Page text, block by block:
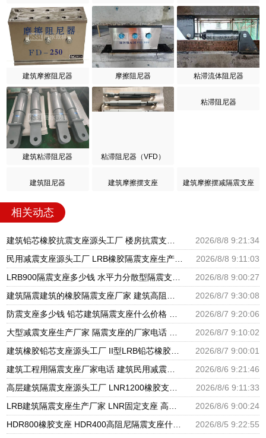
建筑摩擦阻尼器 摩擦阻尼器 粘滞流体阻尼器
建筑粘滞阻尼器 粘滞阻尼器（VFD）
粘滞阻尼器
建筑阻尼器 建筑摩擦摆支座 建筑摩擦摆减隔震支座
相关动态
建筑铅芯橡胶抗震支座源头工厂 楼房抗震支座厂家电话 建筑隔震支座III型源头工厂
2026/8/8 9:21:34
民用减震支座源头工厂 LRB橡胶隔震支座生产厂家 LNR水平分散型橡胶隔震支座源头工厂
2026/8/8 9:11:03
LRB900隔震支座多少钱 水平力分散型隔震支座多少钱 建筑减震隔震支座厂商
2026/8/8 9:00:27
建筑隔震建筑的橡胶隔震支座厂家 建筑高阻尼抗震支座厂家 隔震支座LNR700源头工厂
2026/8/7 9:30:08
防震支座多少钱 铅芯建筑隔震支座什么价格 HDR600支座
2026/8/7 9:20:06
大型减震支座生产厂家 隔震支座的厂家电话 建筑橡胶隔震支座LNR厂家
2026/8/7 9:10:02
建筑橡胶铅芯支座源头工厂 II型LRB铅芯橡胶隔震支座厂家 LNR1300隔震支座厂家
2026/8/7 9:00:01
建筑工程用隔震支座厂家电话 建筑民用减震支座厂家 建筑圆形铅芯橡胶隔震支座厂家
2026/8/6 9:21:46
高层建筑隔震支座源头工厂 LNR1200橡胶支座厂家电话 LNR600支座什么价格
2026/8/6 9:11:33
LRB建筑隔震支座生产厂家 LNR固定支座 高阻尼橡胶支座什么价格
2026/8/6 9:00:24
HDR800橡胶支座 HDR400高阻尼隔震支座什么价格 LRB1500隔震支座
2026/8/5 9:22:55